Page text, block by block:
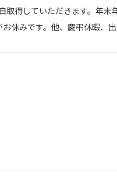
得していただきます。年末
休みです。他、慶弔休暇、